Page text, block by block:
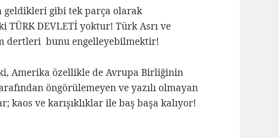
geldikleri gibi tek parça olarak
TÜRK DEVLETİ yoktur! Türk Asrı ve
dertleri bunu engelleyebilmektir!
Amerika özellikle de Avrupa Birliğinin
öngörülemeyen ve yazılı olmayan
kaos ve karışıklıklar ile baş başa kalıyor!